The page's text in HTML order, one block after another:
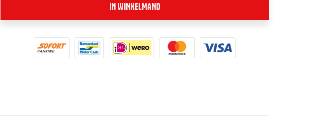
IN WINKELMAND